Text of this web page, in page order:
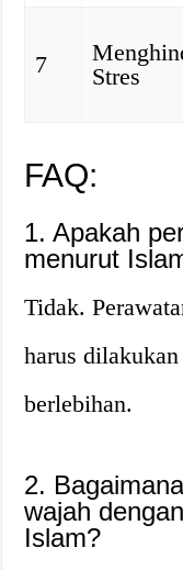
7
Stres
FAQ:
1. Apakah
menurut
Tidak.
harus
berlebihan.
2.
wajah
Islam?